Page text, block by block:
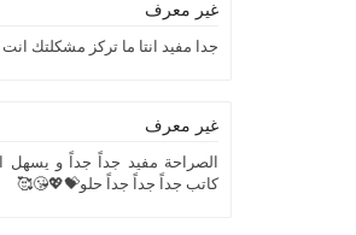
غير معرف
جدا مفيد انتا ما تركز مشكلتك انت
غير معرف
الصراحة مفيد جداً جداً و يسهل
كاتب جداً جداً جداً حلو💝💖😘🥰